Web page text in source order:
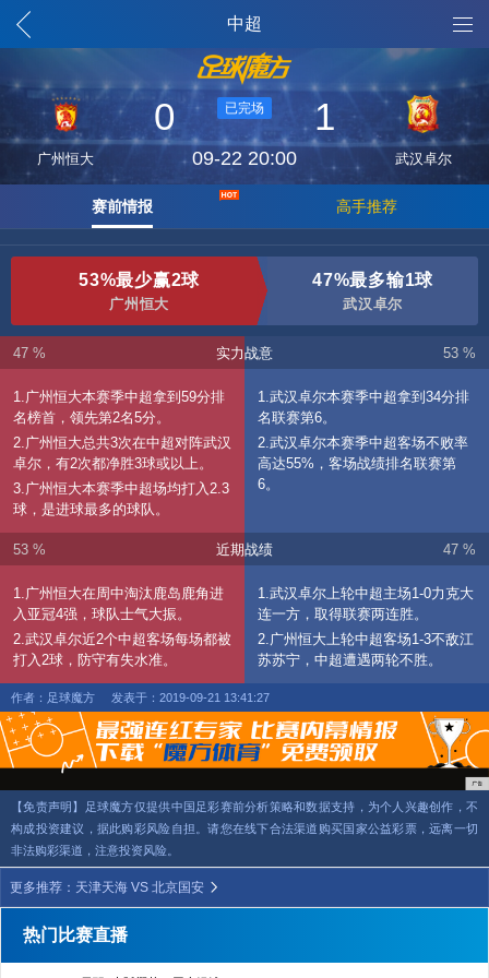
中超
广州恒大
0 已完场 1
09-22 20:00 武汉卓尔
赛前情报 高手推荐
53%最少赢2球
广州恒大
47%最多输1球
武汉卓尔
实力战意
47 %
1.广州恒大本赛季中超拿到59分排
名榜首，领先第2名5分。
2.广州恒大总共3次在中超对阵武汉
卓尔，有2次都净胜3球或以上。
3.广州恒大本赛季中超场均打入2.3
球，是进球最多的球队。
53 %
1.武汉卓尔本赛季中超拿到34分排
名联赛第6。
2.武汉卓尔本赛季中超客场不败率
高达55%，客场战绩排名联赛第
6。
近期战绩
53 %
1.广州恒大在周中淘汰鹿岛鹿角进
入亚冠4强，球队士气大振。
2.武汉卓尔近2个中超客场每场都被
打入2球，防守有失水准。
47 %
1.武汉卓尔上轮中超主场1-0力克大
连一方，取得联赛两连胜。
2.广州恒大上轮中超客场1-3不敌江
苏苏宁，中超遭遇两轮不胜。
作者：足球魔方 发表于：2019-09-21 13:41:27
【免责声明】足球魔方仅提供中国足彩赛前分析策略和数据支持，为个人兴趣创作，不
构成投资建议，据此购彩风险自担。请您在线下合法渠道购买国家公益彩票，远离一切
非法购彩渠道，注意投资风险。
更多推荐：天津天海 VS 北京国安
热门比赛直播